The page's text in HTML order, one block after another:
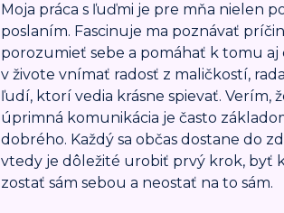
Moja práca s ľuďmi je pre mňa nielen
poslaním. Fascinuje ma poznávať
porozumieť sebe a pomáhať k tomu aj
v živote vnímať radosť z maličkostí,
ľudí, ktorí vedia krásne spievať. Verím,
úprimná komunikácia je často
dobrého. Každý sa občas dostane do
vtedy je dôležité urobiť prvý krok, byť
zostať sám sebou a neostať na to sám.